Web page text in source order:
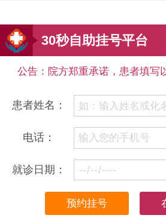
30秒自助挂号平台
公告：院方郑重承诺，患者填写
患者姓名：
电话：
就诊日期：